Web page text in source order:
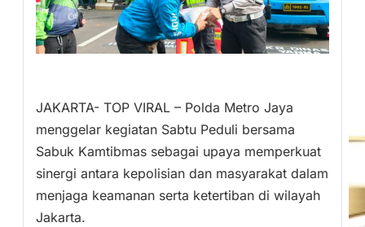
JAKARTA- TOP VIRAL – Polda Metro Jaya
menggelar kegiatan Sabtu Peduli bersama
Sabuk Kamtibmas sebagai upaya memperkuat
sinergi antara kepolisian dan masyarakat dalam
menjaga keamanan serta ketertiban di wilayah
Jakarta.